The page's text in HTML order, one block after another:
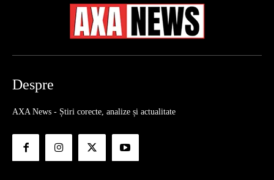
Despre
AXA News - Știri corecte, analize și actualitate